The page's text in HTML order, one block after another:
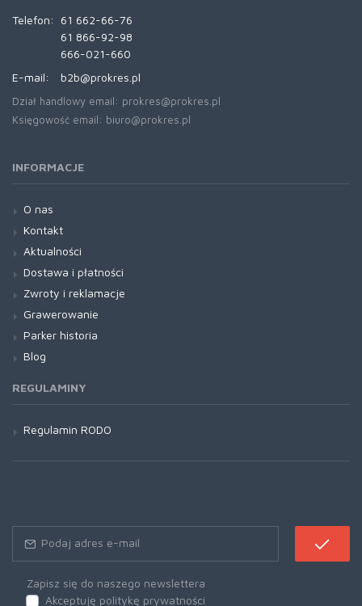
Telefon:
61 662-66-76
61 866-92-98
666-021-660
E-mail:
b2b@prokres.pl
Dział handlowy email: prokres@prokres.pl
Księgowość email: biuro@prokres.pl
INFORMACJE
O nas
Kontakt
Aktualności
Dostawa i płatności
Zwroty i reklamacje
Grawerowanie
Parker historia
Blog
REGULAMINY
Regulamin RODO
Zapisz się do naszego newslettera
Akceptuję politykę prywatności